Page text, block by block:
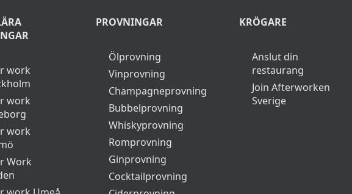
work
work
work
Work
PROVNINGAR
Ölprovning
Vinprovning
Champagneprovning
Bubbelprovning
Whiskyprovning
Romprovning
Ginprovning
Cocktailprovning
KRÖGARE
Anslut din
restaurang
Join Afterworken
Sverige